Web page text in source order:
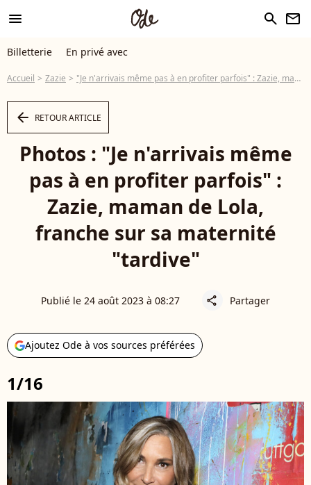
menu search newsletter
Billetterie En privé avec
Accueil Zazie "Je n'arrivais même pas à en profiter parfois" : Zazie, maman de Lola, franche sur sa maternité "tardive"
arrow_left RETOUR ARTICLE
Photos : "Je n'arrivais même
pas à en profiter parfois" :
Zazie, maman de Lola,
franche sur sa maternité
"tardive"
Publié le 24 août 2023 à 08:27 share Partager
Ajoutez Ode à vos sources préférées
1/16